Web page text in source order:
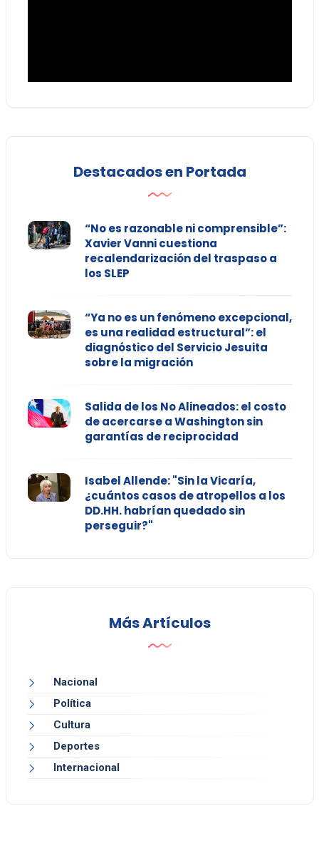
Destacados en Portada
“No es razonable ni comprensible”:
Xavier Vanni cuestiona
recalendarización del traspaso a
los SLEP
“Ya no es un fenómeno excepcional,
es una realidad estructural”: el
diagnóstico del Servicio Jesuita
sobre la migración
Salida de los No Alineados: el costo
de acercarse a Washington sin
garantías de reciprocidad
Isabel Allende: "Sin la Vicaría,
¿cuántos casos de atropellos a los
DD.HH. habrían quedado sin
perseguir?"
Más Artículos
Nacional
Política
Cultura
Deportes
Internacional